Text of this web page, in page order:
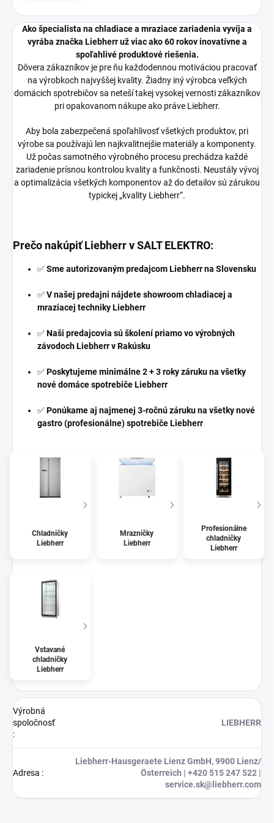
Ako špecialista na chladiace a mraziace zariadenia vyvíja a
vyrába značka Liebherr už viac ako 60 rokov inovatívne a
spoľahlivé produktové riešenia.
Dôvera zákazníkov je pre ňu každodennou motiváciou pracovať
na výrobkoch najvyššej kvality. Žiadny iný výrobca veľkých
domácich spotrebičov sa neteší takej vysokej vernosti zákazníkov
pri opakovanom nákupe ako práve Liebherr.
Aby bola zabezpečená spoľahlivosť všetkých produktov, pri
výrobe sa používajú len najkvalitnejšie materiály a komponenty.
Už počas samotného výrobného procesu prechádza každé
zariadenie prísnou kontrolou kvality a funkčnosti. Neustály vývoj
a optimalizácia všetkých komponentov až do detailov sú zárukou
typickej „kvality Liebherr“.
Prečo nakúpiť Liebherr vSALT ELEKTRO:
✅Sme autorizovaným predajcom Liebherr na Slovensku
✅V našej predajni nájdete showroom chladiacej a
mraziacej techniky Liebherr
✅Naši predajcovia sú školení priamo vo výrobných
závodoch Liebherr v Rakúsku
✅Poskytujeme minimálne 2 + 3 roky záruku na všetky
nové domáce spotrebiče Liebherr
✅Ponúkame aj najmenej 3-ročnú záruku na všetky nové
gastro (profesionálne) spotrebiče Liebherr
Chladničky
Liebherr
Mrazničky
Liebherr
Profesionálne
chladničky
Liebherr
Vstavané
chladničky
Liebherr
Výrobná
spoločnosť
:
LIEBHERR
Adresa :
Liebherr-Hausgeraete Lienz GmbH, 9900 Lienz/
Österreich | +420 515 247 522 |
service.sk@liebherr.com